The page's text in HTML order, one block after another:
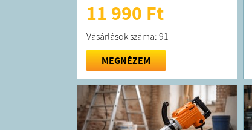
11 990 Ft
Vásárlások száma: 91
MEGNÉZEM